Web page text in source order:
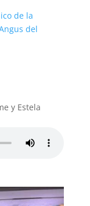
de la
del
y Estela